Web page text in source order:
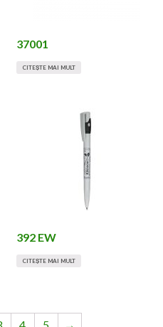
37001
CITEȘTE MAI MULT
392 EW
CITEȘTE MAI MULT